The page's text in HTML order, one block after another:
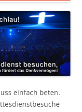
einfach beten.